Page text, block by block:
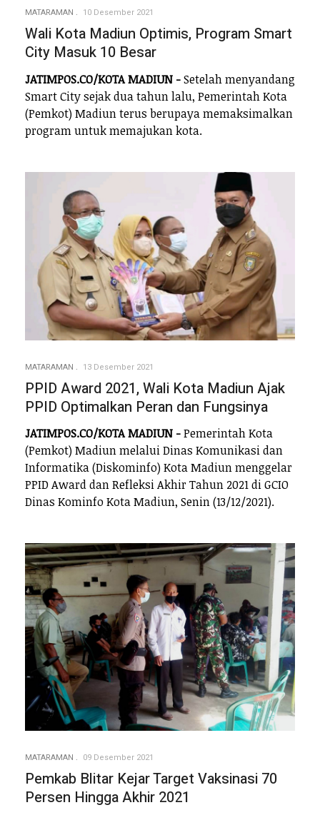
MATARAMAN 10 Desember 2021
Wali Kota Madiun Optimis, Program Smart
City Masuk 10 Besar
JATIMPOS.CO/KOTA MADIUN -Setelah menyandang
Smart City sejak dua tahun lalu, Pemerintah Kota
(Pemkot) Madiun terus berupaya memaksimalkan
program untuk memajukan kota.
MATARAMAN 13 Desember 2021
PPID Award 2021, Wali Kota Madiun Ajak
PPID Optimalkan Peran dan Fungsinya
JATIMPOS.CO/KOTA MADIUN -Pemerintah Kota
(Pemkot) Madiun melalui Dinas Komunikasi dan
Informatika (Diskominfo) Kota Madiun menggelar
PPID Award dan Refleksi Akhir Tahun 2021 di GCIO
Dinas Kominfo Kota Madiun, Senin (13/12/2021).
MATARAMAN 09 Desember 2021
Pemkab Blitar Kejar Target Vaksinasi 70
Persen Hingga Akhir 2021